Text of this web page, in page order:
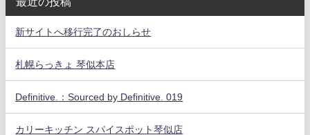
新サイトへ移行完了のおしらせ
札幌らっきょ 琴似本店
Definitive.：Sourced by Definitive. 019
カリーキッチン スパイスポット琴似店